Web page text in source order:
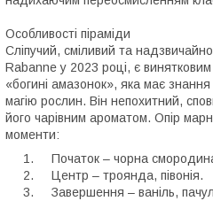
Особливості піраміди
Сліпучий, сміливий та
Rabanne у 2023 році, є
«богині амазонок», яка має
магію рослин. Він непохитний,
його чарівним ароматом. Опір
моменти:
Початок – чорна
Центр – троянда, півонія.
Завершення – ваніль,